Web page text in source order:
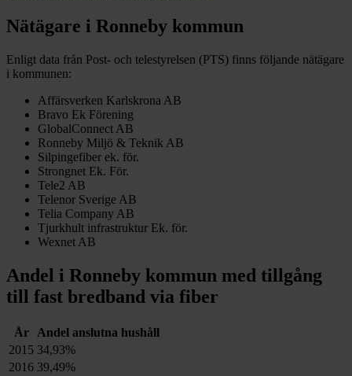
Nätägare i Ronneby kommun
Enligt data från Post- och telestyrelsen (PTS) finns följande nätägare
i kommunen:
Affärsverken Karlskrona AB
Bravo Ek Förening
GlobalConnect AB
Ronneby Miljö & Teknik AB
Silpingefiber ek. för.
Strongnet Ek. För.
Tele2 AB
Telenor Sverige AB
Telia Company AB
Tjurkhult infrastruktur Ek. för.
Wexnet AB
Andel i Ronneby kommun med tillgång
till fast bredband via fiber
År
Andel anslutna hushåll
2015 34,93%
2016 39,49%